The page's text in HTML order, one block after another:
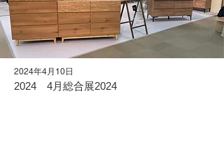
2024年4月10日
2024 4月総合展2024